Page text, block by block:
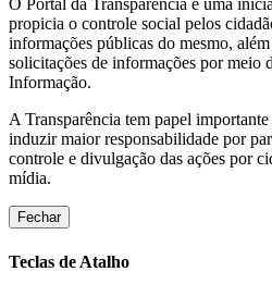
O Portal da Transparência é uma
propicia o controle social pelos
informações públicas do mesmo,
solicitações de informações por meio
Informação.
A Transparência tem papel
induzir maior responsabilidade por
controle e divulgação das ações por
mídia.
Fechar
Teclas de Atalho